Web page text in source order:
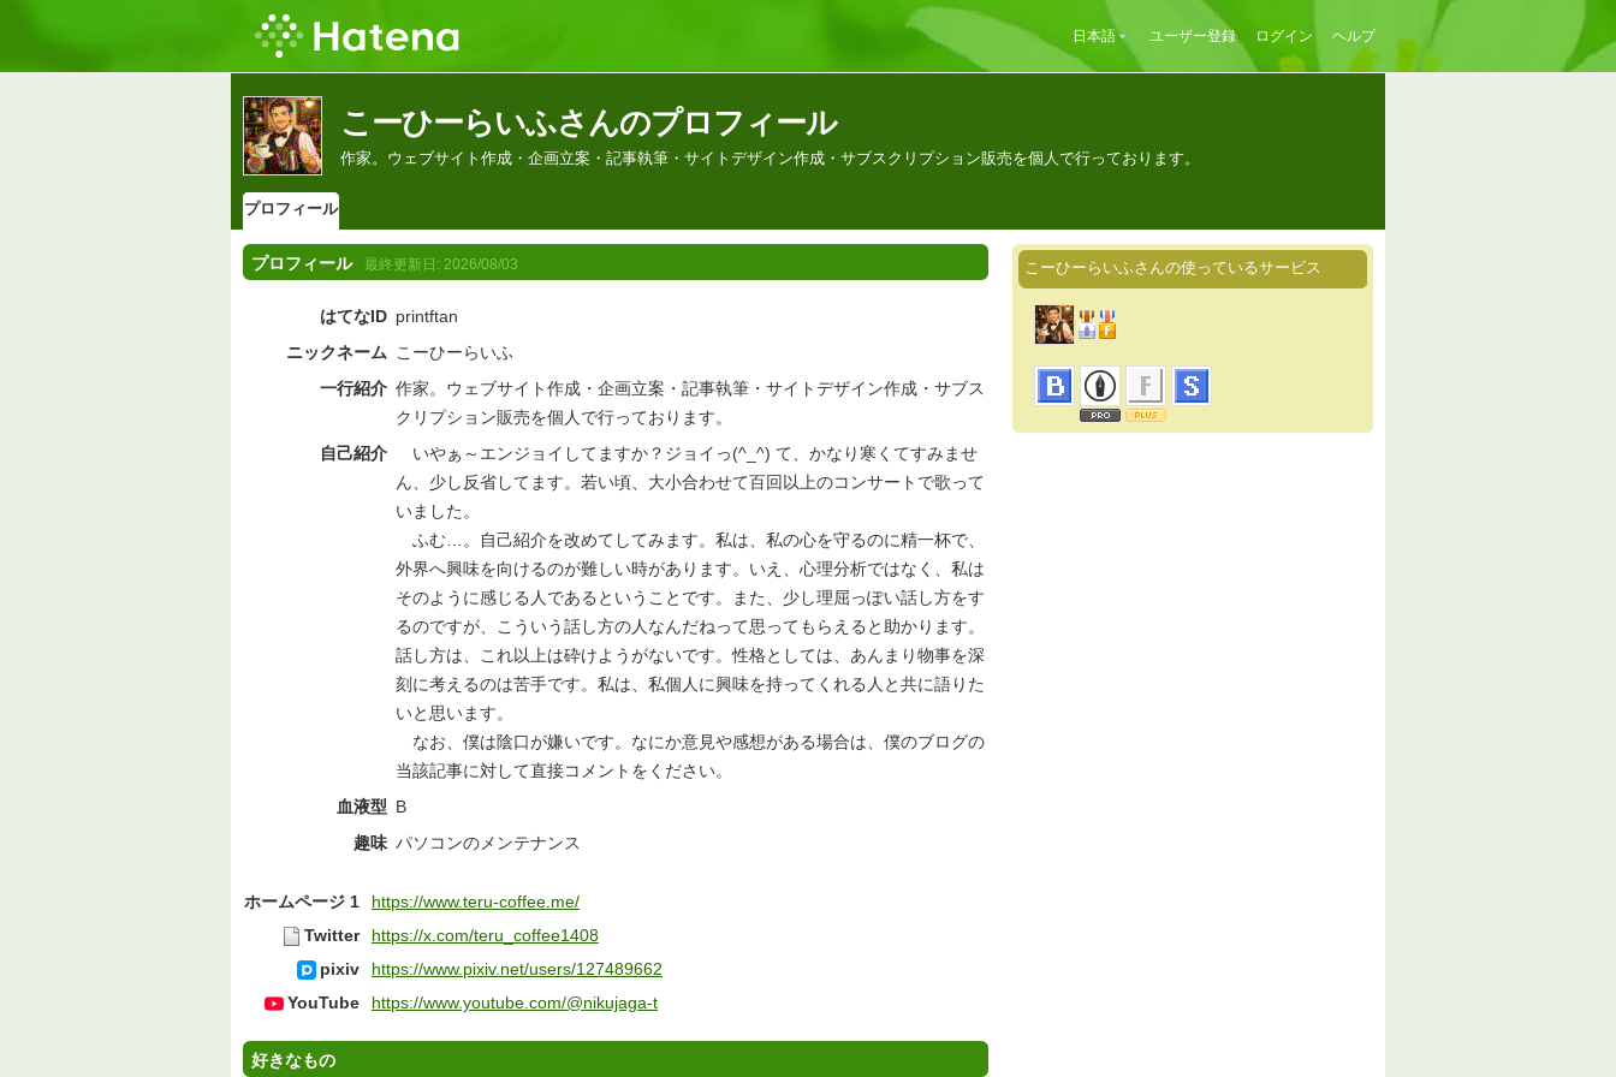
日本語 ユーザー登録 ログイン ヘルプ
こーひーらいふさんのプロフィール
作家。ウェブサイト作成・企画立案・記事執筆・サイトデザイン作成・サブスクリプション販売を個人で行っております。
プロフィール
プロフィール 最終更新日: 2026/08/03
はてなID printftan
ニックネーム こーひーらいふ
一行紹介 作家。ウェブサイト作成・企画立案・記事執筆・サイトデザイン作成・サブス
クリプション販売を個人で行っております。
自己紹介
いやぁ～エンジョイしてますか？ジョイっ(^_^) て、かなり寒くてすみませ
ん、少し反省してます。若い頃、大小合わせて百回以上のコンサートで歌って
いました。
ふむ…。自己紹介を改めてしてみます。私は、私の心を守るのに精一杯で、
外界へ興味を向けるのが難しい時があります。いえ、心理分析ではなく、私は
そのように感じる人であるということです。また、少し理屈っぽい話し方をす
るのですが、こういう話し方の人なんだねって思ってもらえると助かります。
話し方は、これ以上は砕けようがないです。性格としては、あんまり物事を深
刻に考えるのは苦手です。私は、私個人に興味を持ってくれる人と共に語りた
いと思います。
なお、僕は陰口が嫌いです。なにか意見や感想がある場合は、僕のブログの
当該記事に対して直接コメントをください。
血液型 B
趣味 パソコンのメンテナンス
ホームページ 1
https://www.teru-coffee.me/
Twitter
https://x.com/teru_coffee1408
pixiv
https://www.pixiv.net/users/127489662
YouTube
https://www.youtube.com/@nikujaga-t
好きなもの
こーひーらいふさんの使っているサービス